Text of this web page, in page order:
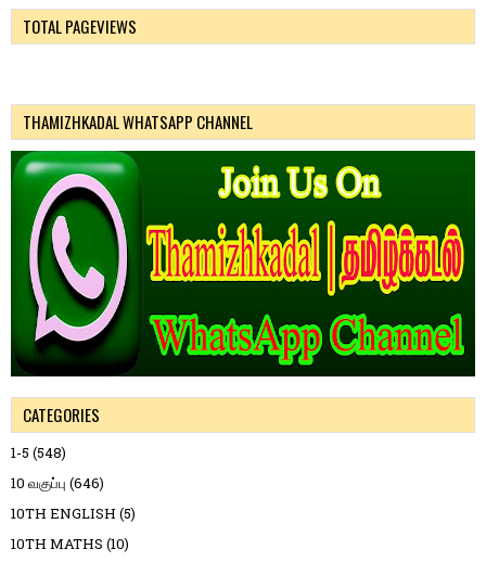
TOTAL PAGEVIEWS
THAMIZHKADAL WHATSAPP CHANNEL
CATEGORIES
1-5 (548)
10 வகுப்பு (646)
10TH ENGLISH (5)
10TH MATHS (10)